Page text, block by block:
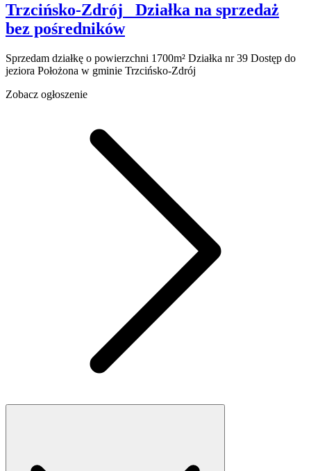
Trzcińsko-Zdrój
Działka na sprzedaż
bez pośredników
Sprzedam działkę o powierzchni 1700m² Działka nr 39 Dostęp do
jeziora Położona w gminie Trzcińsko-Zdrój
Zobacz ogłoszenie